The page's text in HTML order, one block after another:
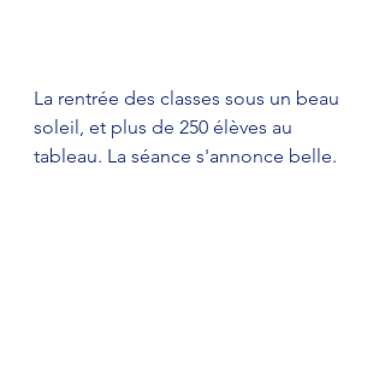
La rentrée des classes sous un beau
soleil, et plus de 250 élèves au
tableau. La séance s'annonce belle.